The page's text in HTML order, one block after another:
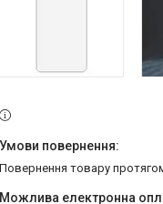
повернення товару